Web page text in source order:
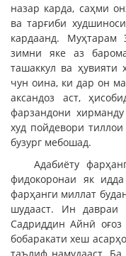
назар карда, саҳми
ва тарғиби
кардаанд.
зимни яке аз
ташаккул ва ҳувияти
чун оина, ки дар он
аксандоз аст,
фарзандони
худ пойдевори
бузург мебошад.
Адабиёту
фидокоронаи як
фарҳанги миллат
шудааст. Ин давраи
Садриддин Айнӣ
бобаракати хеш